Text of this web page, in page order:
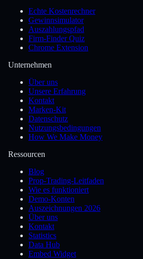
Echte Kostenrechner
Gewinnsimulator
Auszahlungspfad
Firm-Finder Quiz
Chrome Extension
Unternehmen
Über uns
Unsere Erfahrung
Kontakt
Marken-Kit
Datenschutz
Nutzungsbedingungen
How We Make Money
Ressourcen
Blog
Prop-Trading-Leitfaden
Wie es funktioniert
Demo-Konten
Auszeichnungen 2026
Über uns
Kontakt
Statistics
Data Hub
Embed Widget